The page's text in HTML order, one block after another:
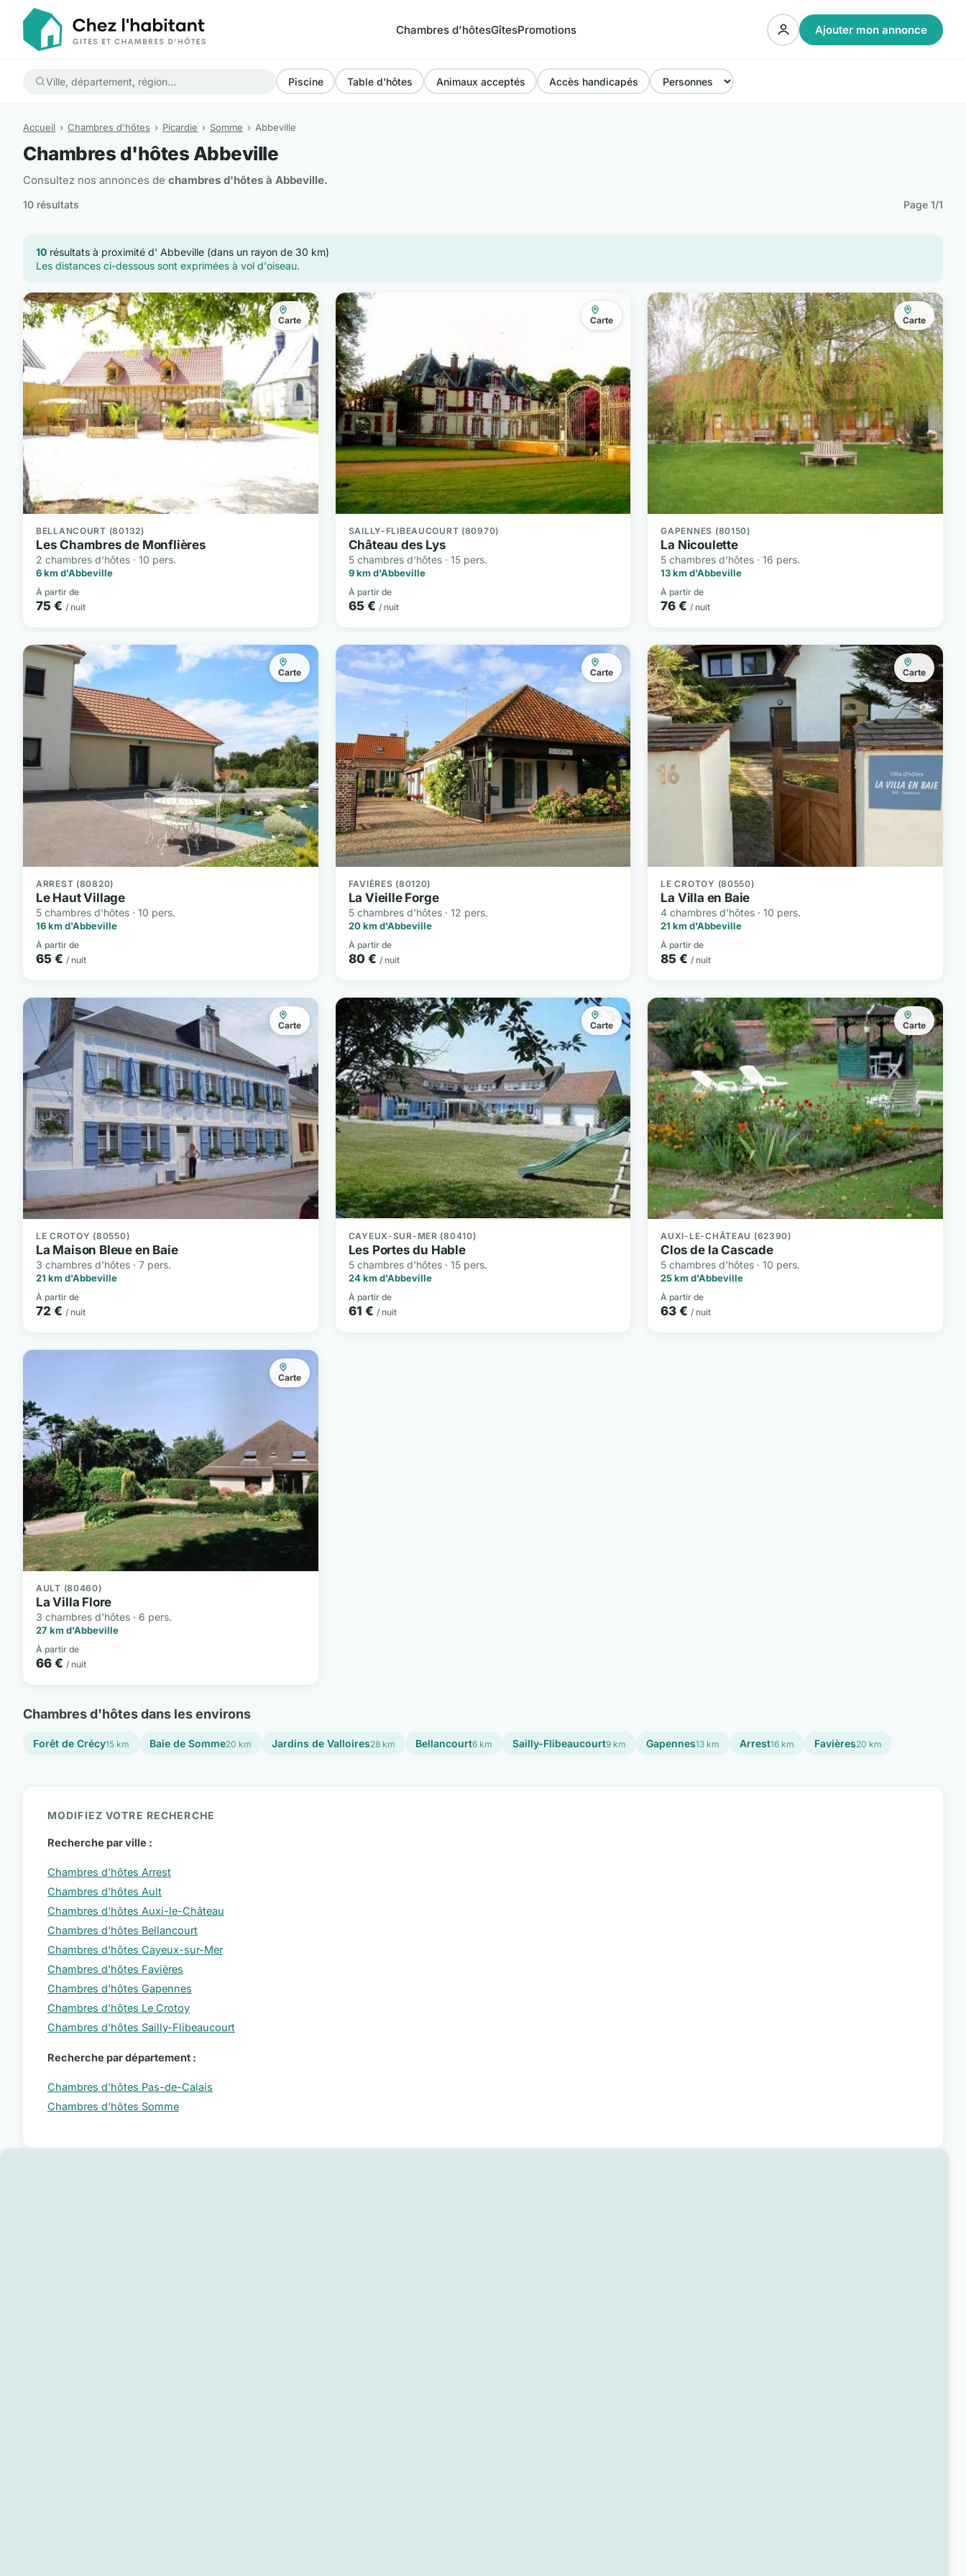
Chambres d'hôtesGîtesPromotions Ajouter mon annonce
Piscine Table d'hôtes Animaux acceptés Accès handicapés
Accueil Chambres d'hôtes Picardie Somme Abbeville
Chambres d'hôtes Abbeville
Consultez nos annonces de chambres d'hôtes à Abbeville.
10 résultats Page 1/1
10 résultats à proximité d' Abbeville (dans un rayon de 30 km)
Les distances ci-dessous sont exprimées à vol d'oiseau.
Carte
BELLANCOURT (80132)
Les Chambres de Monflières
2 chambres d'hôtes · 10 pers.
6 km d'Abbeville
À partir de
75 € / nuit
Carte
SAILLY-FLIBEAUCOURT (80970)
Château des Lys
5 chambres d'hôtes · 15 pers.
9 km d'Abbeville
À partir de
65 € / nuit
Carte
GAPENNES (80150)
La Nicoulette
5 chambres d'hôtes · 16 pers.
13 km d'Abbeville
À partir de
76 €/ nuit
Carte
ARREST (80820)
Le Haut Village
5 chambres d'hôtes · 10 pers.
16 km d'Abbeville
À partir de
65 € / nuit
Carte
FAVIÈRES (80120)
La Vieille Forge
5 chambres d'hôtes · 12 pers.
20 km d'Abbeville
À partir de
80 € / nuit
Carte
LE CROTOY (80550)
La Villa en Baie
4 chambres d'hôtes · 10 pers.
21 km d'Abbeville
À partir de
85 € / nuit
Carte
LE CROTOY (80550)
La Maison Bleue en Baie
3 chambres d'hôtes · 7 pers.
21 km d'Abbeville
À partir de
72 € / nuit
Carte
CAYEUX-SUR-MER (80410)
Les Portes du Hable
5 chambres d'hôtes · 15 pers.
24 km d'Abbeville
À partir de
61 € / nuit
Carte
AUXI-LE-CHÂTEAU (62390)
Clos de la Cascade
5 chambres d'hôtes · 10 pers.
25 km d'Abbeville
À partir de
63 € / nuit
Carte
AULT (80460)
La Villa Flore
3 chambres d'hôtes · 6 pers.
27 km d'Abbeville
À partir de
66 € / nuit
Chambres d'hôtes dans les environs
Forêt de Crécy15 km Baie de Somme20 km Jardins de Valloires28 km Bellancourt6 km Sailly-Flibeaucourt9 km Gapennes13 km Arrest16 km Favières20 km
MODIFIEZ VOTRE RECHERCHE
Recherche par ville :
Chambres d'hôtes Arrest
Chambres d'hôtes Ault
Chambres d'hôtes Auxi-le-Château
Chambres d'hôtes Bellancourt
Chambres d'hôtes Cayeux-sur-Mer
Chambres d'hôtes Favières
Chambres d'hôtes Gapennes
Chambres d'hôtes Le Crotoy
Chambres d'hôtes Sailly-Flibeaucourt
Recherche par département :
Chambres d'hôtes Pas-de-Calais
Chambres d'hôtes Somme